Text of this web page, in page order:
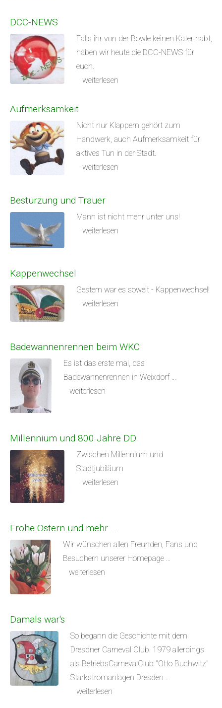
DCC-NEWS
Falls ihr von der Bowle keinen Kater habt,
haben wir heute die DCC-NEWS für
euch.
weiterlesen
Aufmerksamkeit
Nicht nur Klappern gehört zum
Handwerk, auch Aufmerksamkeit für
aktives Tun in der Stadt.
weiterlesen
Bestürzung und Trauer
Mann ist nicht mehr unter uns!
weiterlesen
Kappenwechsel
Gestern war es soweit - Kappenwechsel!
weiterlesen
Badewannenrennen beim WKC
Es ist das erste mal, das
Badewannenrennen in Weixdorf ...
weiterlesen
Millennium und 800 Jahre DD
Zwischen Millennium und
Stadtjubiläum
weiterlesen
Frohe Ostern und mehr ...
Wir wünschen allen Freunden, Fans und
Besuchern unserer Homepage ...
weiterlesen
Damals war's
So begann die Geschichte mit dem
Dresdner Carneval Club. 1979 allerdings
als BetriebsCarnevalClub "Otto Buchwitz"
Starkstromanlagen Dresden ...
weiterlesen